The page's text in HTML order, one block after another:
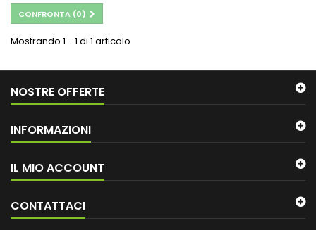
CONFRONTA (0)
Mostrando 1 - 1 di 1 articolo
NOSTRE OFFERTE
INFORMAZIONI
IL MIO ACCOUNT
CONTATTACI